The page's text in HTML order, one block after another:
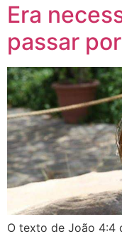
Era
passar
O texto de João 4:4